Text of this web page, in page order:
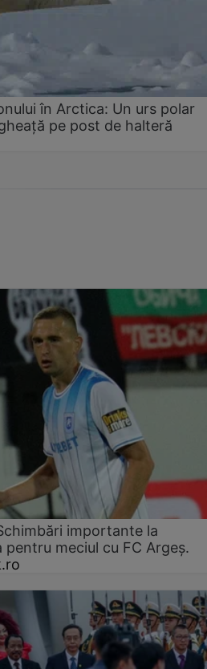
în Arctica: Un urs polar
pe post de halteră
importante la
meciul cu FC Argeş.